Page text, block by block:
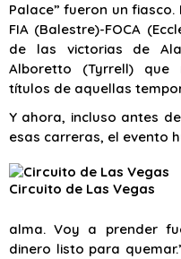
Palace” fueron un
FIA (Balestre)-FOCA
de las victorias de
Alboretto (Tyrrell) que
títulos de aquellas
Y ahora, incluso antes
esas carreras, el evento
Circuito de Las Vegas
alma. Voy a prender
dinero listo para